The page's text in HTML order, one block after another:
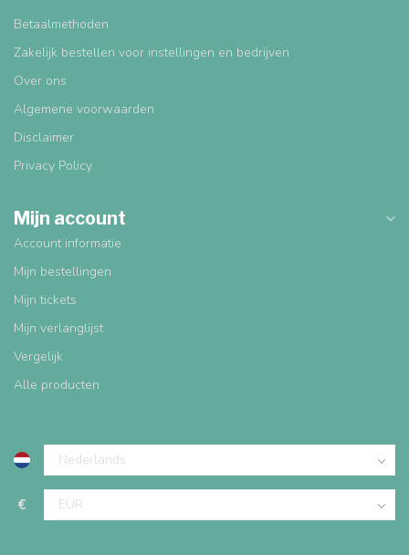
Betaalmethoden
Zakelijk bestellen voor instellingen en bedrijven
Over ons
Algemene voorwaarden
Disclaimer
Privacy Policy
Mijn account
Account informatie
Mijn bestellingen
Mijn tickets
Mijn verlanglijst
Vergelijk
Alle producten
€